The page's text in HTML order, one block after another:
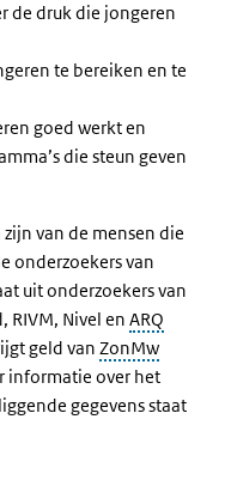
de druk die jongeren
te bereiken en te
goed werkt en
die steun geven
van de mensen die
onderzoekers van
uit onderzoekers van
RIVM, Nivel en ARQ
geld van ZonMw
informatie over het
gegevens staat